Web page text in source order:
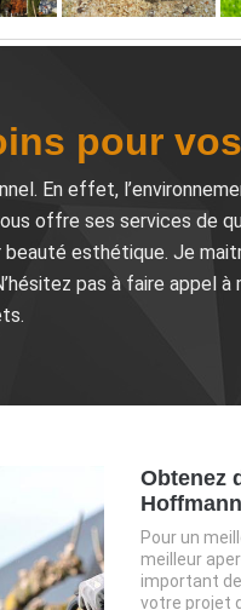
pour
En effet,
offre ses services de
esthétique. Je
pas à faire appel à
Obtenez
Pour un
meilleur
important
votre projet